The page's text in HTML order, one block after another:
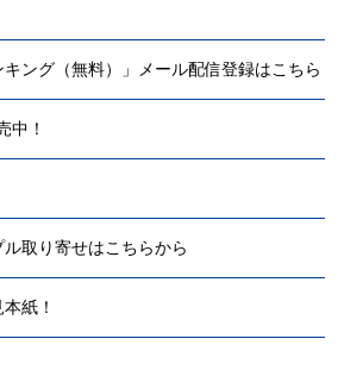
キング（無料）」メール配信登録はこちら
中！
取り寄せはこちらから
紙！